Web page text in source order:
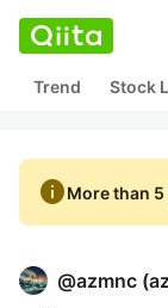
Trend Stock
infoMore than
@azmnc (